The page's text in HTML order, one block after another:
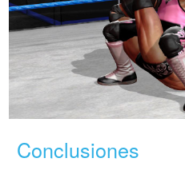
Conclusiones